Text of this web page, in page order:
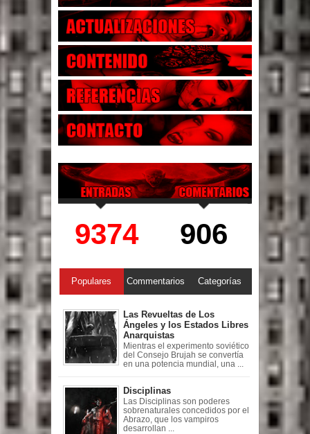
9374 906
Populares Commentarios Categorías
Las Revueltas de Los
Ángeles y los Estados Libres
Anarquistas
Mientras el experimento soviético
del Consejo Brujah se convertía
en una potencia mundial, una ...
Disciplinas
Las Disciplinas son poderes
sobrenaturales concedidos por el
Abrazo, que los vampiros
desarrollan ...